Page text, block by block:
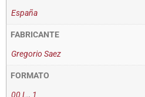
España
FABRICANTE
Gregorio Saez
FORMATO
00 L., 1